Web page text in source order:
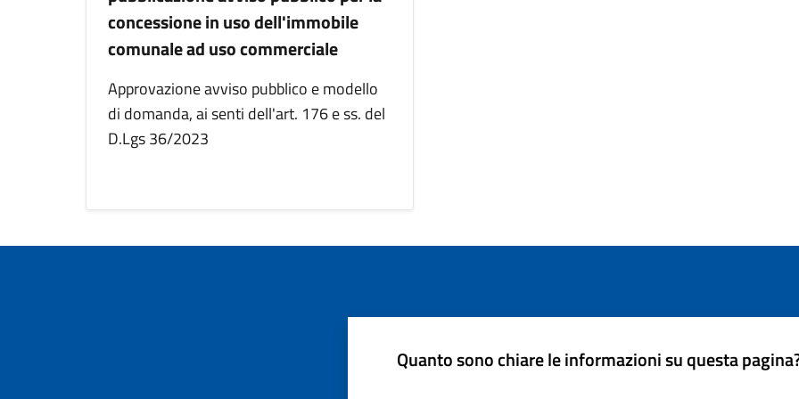
concessione in uso dell'immobile
comunale ad uso commerciale
Approvazione avviso pubblico e modello
di domanda, ai senti dell'art. 176 e ss. del
D.Lgs 36/2023
Quanto sono chiare le informazioni su questa